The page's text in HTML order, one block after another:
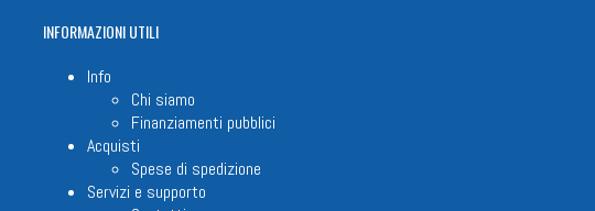
INFORMAZIONIUTILI
Info
Chi siamo
Finanziamenti pubblici
Acquisti
Spese di spedizione
Servizi e supporto